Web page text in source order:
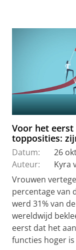
Voor het
topposities:
Datum:
26
Auteur:
Kyra
Vrouwen
percentage van
werd 31% van
wereldwijd
eerst dat het
functies hoger is